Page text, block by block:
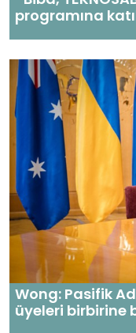
programına
Wong: Pasifik
üyeleri birbirine